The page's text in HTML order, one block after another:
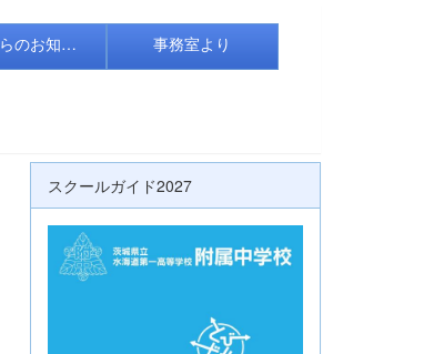
学校からのお知らせ 事務室より
スクールガイド2027